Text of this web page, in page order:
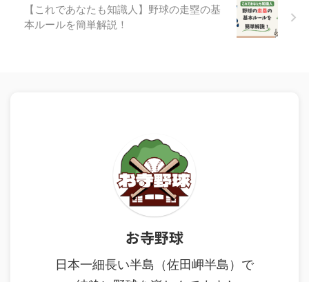
【これであなたも知識人】野球の走塁の基
本ルールを簡単解説！
お寺野球
日本一細長い半島（佐田岬半島）で